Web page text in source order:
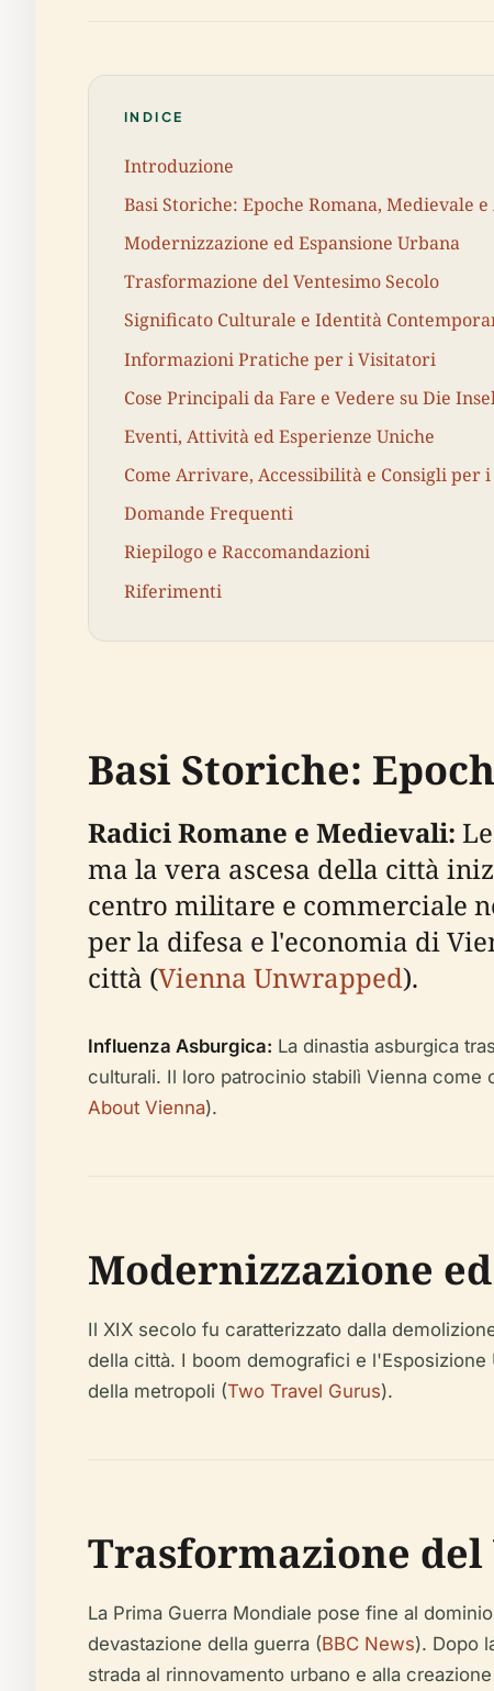
INDICE
Introduzione
Basi Storiche: Epoche Romana, Medievale
Modernizzazione ed Espansione Urbana
Trasformazione del Ventesimo Secolo
Significato Culturale e Identità
Informazioni Pratiche per i Visitatori
Cose Principali da Fare e Vedere su Die
Eventi, Attività ed Esperienze Uniche
Come Arrivare, Accessibilità e Consigli per
Domande Frequenti
Riepilogo e Raccomandazioni
Riferimenti
Basi Storiche:
Radici Romane e Medievali:
ma la vera ascesa della città
centro militare e commerciale
per la difesa e l'economia di
città (Vienna Unwrapped).
Influenza Asburgica: La dinastia asburgica
culturali. Il loro patrocinio stabilì Vienna
About Vienna).
Modernizzazione
Il XIX secolo fu caratterizzato dalla
della città. I boom demografici e
della metropoli (Two Travel Gurus).
Trasformazione del
La Prima Guerra Mondiale pose fine al
devastazione della guerra (BBC News). Dopo
strada al rinnovamento urbano e alla